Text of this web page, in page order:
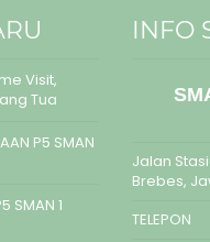
Visit,
Tua
P5 SMAN
SMAN 1
INFO
Jalan
Brebes,
TELEPON